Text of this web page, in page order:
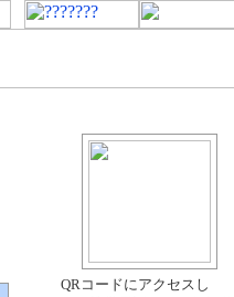
QRコードにアクセスし